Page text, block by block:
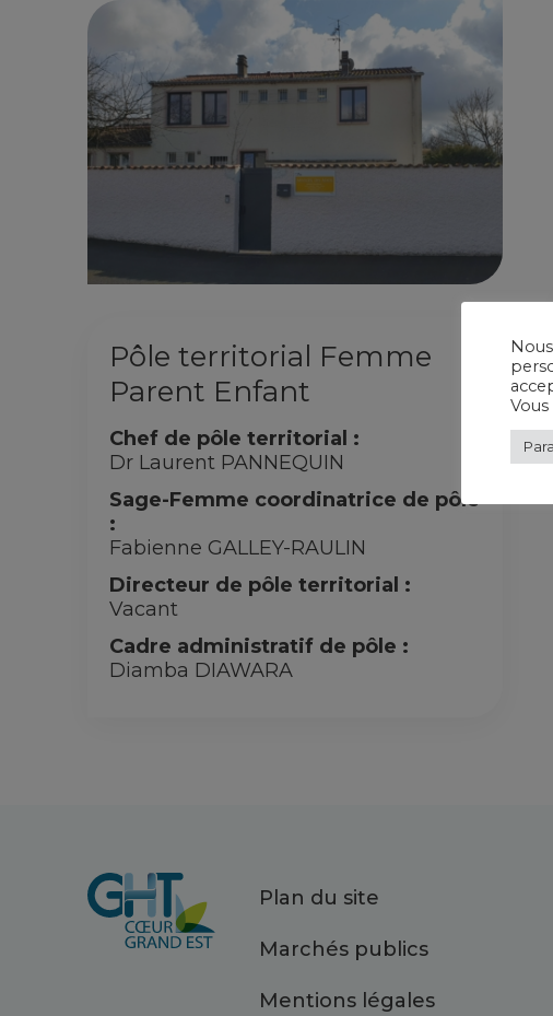
Pôle territorial Femme
Parent Enfant
Chef de pôle territorial :
Dr Laurent PANNEQUIN
Sage-Femme coordinatrice de pôle
:
Fabienne GALLEY-RAULIN
Directeur de pôle territorial :
Vacant
Cadre administratif de pôle :
Diamba DIAWARA
Plan du site
Marchés publics
Mentions légales